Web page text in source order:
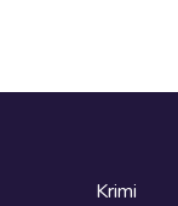
Krimi